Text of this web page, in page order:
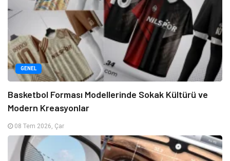
GENEL
Basketbol Forması Modellerinde Sokak Kültürü ve
Modern Kreasyonlar
08 Tem 2026, Çar